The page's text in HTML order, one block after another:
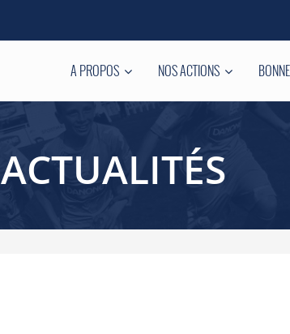
A PROPOS NOS ACTIONS
ACTUALITÉS